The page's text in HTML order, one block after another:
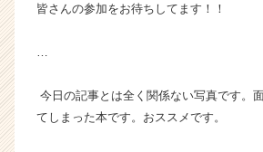
皆さんの参加をお待ちしてます！！
今日の記事とは全く関係ない写真です。
てしまった本です。おススメです。